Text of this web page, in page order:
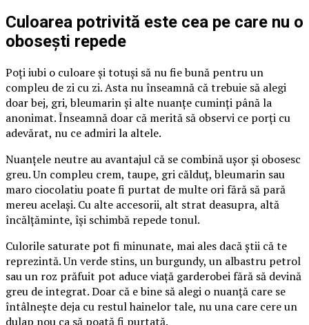
Culoarea potrivită este cea pe care nu o
obosești repede
Poți iubi o culoare și totuși să nu fie bună pentru un
compleu de zi cu zi. Asta nu înseamnă că trebuie să alegi
doar bej, gri, bleumarin și alte nuanțe cuminți până la
anonimat. Înseamnă doar că merită să observi ce porți cu
adevărat, nu ce admiri la altele.
Nuanțele neutre au avantajul că se combină ușor și obosesc
greu. Un compleu crem, taupe, gri călduț, bleumarin sau
maro ciocolatiu poate fi purtat de multe ori fără să pară
mereu același. Cu alte accesorii, alt strat deasupra, altă
încălțăminte, își schimbă repede tonul.
Culorile saturate pot fi minunate, mai ales dacă știi că te
reprezintă. Un verde stins, un burgundy, un albastru petrol
sau un roz prăfuit pot aduce viață garderobei fără să devină
greu de integrat. Doar că e bine să alegi o nuanță care se
întâlnește deja cu restul hainelor tale, nu una care cere un
dulap nou ca să poată fi purtată.